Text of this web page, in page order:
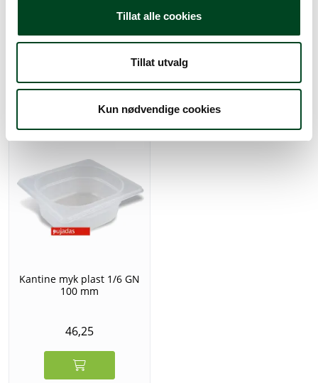
Tillat alle cookies
Tillat utvalg
Kun nødvendige cookies
1/6 GN hvit 100 mm dyp
Norma Melamin kantine
1/6 GN sort 100 mm dyp
Kantine myk plast 1/6 GN
100 mm
46,25